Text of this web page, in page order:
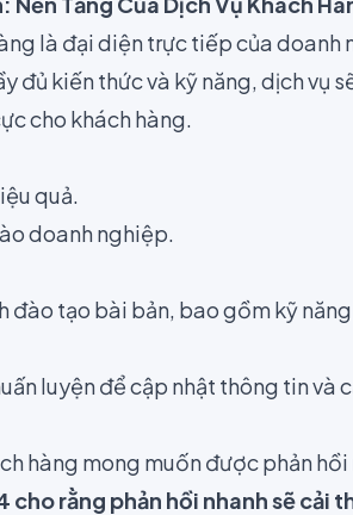
là đại diện trực tiếp của
đủ kiến thức và kỹ năng, dịch vụ
cho khách hàng.
quả.
doanh nghiệp.
đào tạo bài bản, bao gồm kỹ
luyện để cập nhật thông tin và
hàng mong muốn được phản
rằng phản hồi nhanh sẽ cải